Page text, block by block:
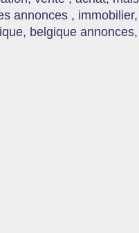
annonces ,
belgique